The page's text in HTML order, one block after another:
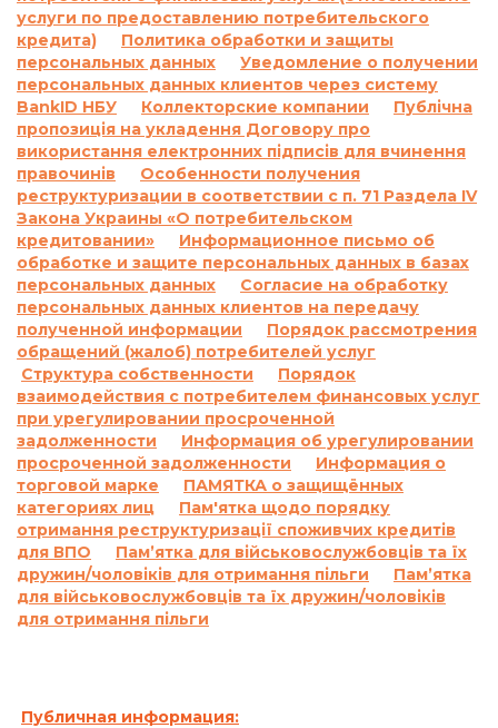
продукту «Кредит до 26 дней»:
Согласно п. 7.5. Договора о предоставлении
кредита:
«В случае просрочки выполнения Заемщиком
денежного обязательства по уплате процентов
за пользование Кредитом и/или Комиссии и/
или суммы Кредита в определенные
Договором сроки, на основании положений
части 2 статьи 625 Гражданского кодекса
Украины Кредитодатель имеет право
требовать, а Заемщик обязан уплатить
Кредитодателю сумму задолженности с учетом
3700 (три тысячи семьсот) процентов годовых
от просроченной суммы задолженности.
Проценты годовых, указанные в настоящем
пункте выше, начисляются за каждый день
просрочки на сумму задолженности,
включающую просроченные проценты за
пользование Кредитом и/или сумму
просроченной Комиссии и/или на
просроченную сумму Кредита, и не
начисляются на ранее начисленные проценты
на основании статьи 625 Гражданского кодекса
Украины.
Кредитодатель не начисляет проценты годовых
(сто) гривен 00 копеек.
услуги по предоставлению потребительского
кредита)
Политика обработки и защиты
персональных данных
Уведомление о получении
персональных данных клиентов через систему
BankID НБУ
Коллекторские компании
Публічна
пропозиція на укладення Договору про
використання електронних підписів для вчинення
правочинів
Особенности получения
реструктуризации в соответствии с п. 71 Раздела IV
Закона Украины «О потребительском
кредитовании»
Информационное письмо об
обработке и защите персональных данных в базах
персональных данных
Согласие на обработку
персональных данных клиентов на передачу
полученной информации
Порядок рассмотрения
обращений (жалоб) потребителей услуг
Структура собственности
Порядок
взаимодействия с потребителем финансовых услуг
при урегулировании просроченной
задолженности
Информация об урегулировании
просроченной задолженности
Информация о
торговой марке
ПАМЯТКА о защищённых
категориях лиц
Пам'ятка щодо порядку
отримання реструктуризації споживчих кредитів
для ВПО
Пам’ятка для військовослужбовців та їх
дружин/чоловіків для отримання пільги
Пам’ятка
для військовослужбовців та їх дружин/чоловіків
для отримання пільги
Публичная информация: